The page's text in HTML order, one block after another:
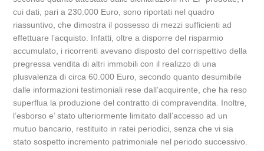
cui dati, pari a 230.000 Euro, sono riportati nel quadro
riassuntivo, che dimostra il possesso di mezzi sufficienti ad
effettuare l’acquisto. Infatti, oltre a disporre del risparmio
accumulato, i ricorrenti avevano disposto del corrispettivo della
pregressa vendita di altri immobili con il realizzo di una
plusvalenza di circa 60.000 Euro, secondo quanto desumibile
dalle informazioni testimoniali rese dall’acquirente, che ha reso
superflua la produzione del contratto di compravendita. Inoltre,
l’esborso e’ stato ulteriormente limitato dall’accesso ad un
mutuo bancario, restituito in ratei periodici, senza che vi sia
stato sospetto incremento patrimoniale nel periodo successivo.